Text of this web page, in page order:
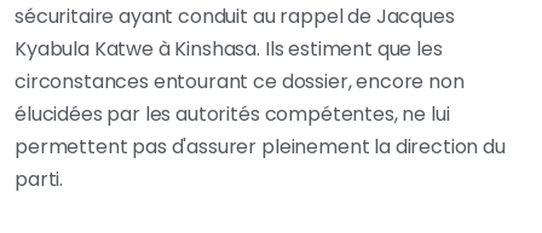
sécuritaire ayant conduit au rappel de Jacques
Kyabula Katwe à Kinshasa. Ils estiment que les
circonstances entourant ce dossier, encore non
élucidées par les autorités compétentes, ne lui
permettent pas d'assurer pleinement la direction du
parti.